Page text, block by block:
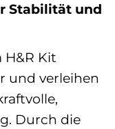
Stabilität und
Kit
und verleihen
Durch die